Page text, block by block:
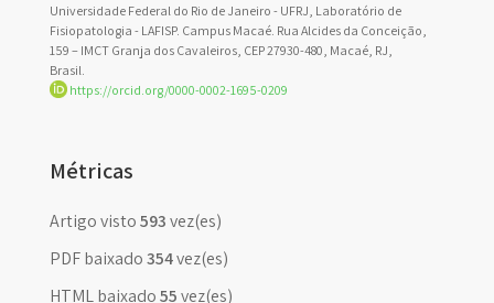
Universidade Federal do Rio de Janeiro - UFRJ, Laboratório de
Fisiopatologia - LAFISP. Campus Macaé. Rua Alcides da Conceição,
159 – IMCT Granja dos Cavaleiros, CEP 27930-480, Macaé, RJ,
Brasil.
https://orcid.org/0000-0002-1695-0209
Métricas
Artigo visto593vez(es)
PDF baixado354vez(es)
HTML baixado55vez(es)